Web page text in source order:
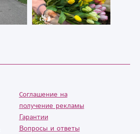
Cоглашение на
получение рекламы
Гарантии
Вопросы и ответы